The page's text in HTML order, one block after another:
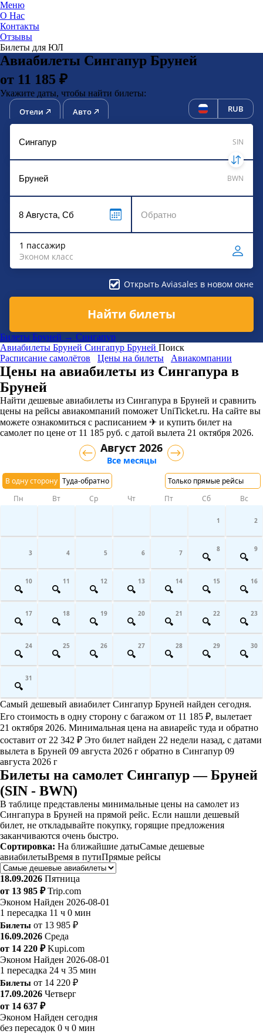
Меню
О Нас
Контакты
Отзывы
Билеты для ЮЛ
Авиабилеты Сингапур Бруней
от 11 185 ₽
Укажите даты, чтобы найти билеты:
Отели Авто RUB
SIN
BWN
1 пассажир
Эконом класс
Открыть Aviasales в новом окне
Найти билеты
Билеты Бруней → Сингапур
Авиабилеты Бруней Сингапур Бруней Поиск
Расписание самолётов
Цены на билеты Авиакомпании
Цены на авиабилеты из Сингапура в
Бруней
Найти дешевые авиабилеты из Сингапура в Бруней и сравнить
цены на рейсы авиакомпаний поможет UniTicket.ru. На сайте вы
можете ознакомиться с расписанием ✈ и купить билет на
самолет по цене от 11 185 руб. с датой вылета 21 октября 2026.
В одну сторону Туда-обратно Только прямые рейсы
Август 2026
Все месяцы
Пн Вт Ср Чт Пт Сб Вс
1 2
3 4 5 6 7 8 9
10 11 12 13 14 15 16
17 18 19 20 21 22 23
24 25 26 27 28 29 30
31
Самый дешевый авиабилет Сингапур Бруней найден сегодня.
Его стоимость в одну сторону с багажом от 11 185 ₽, вылетает
21 октября 2026. Минимальная цена на авиарейс туда и обратно
составит от 22 342 ₽ Это билет найден 22 недели назад, с датами
вылета в Бруней 09 августа 2026 г обратно в Сингапур 09
августа 2026 г
Билеты на самолет Сингапур — Бруней
(SIN - BWN)
В таблице представлены минимальные цены на самолет из
Сингапура в Бруней на прямой рейс. Если нашли дешевый
билет, не откладывайте покупку, горящие предложения
заканчиваются очень быстро.
Сортировка: На ближайшие датыСамые дешевые
авиабилетыВремя в путиПрямые рейсы
18.09.2026 Пятница
от 13 985 ₽ Trip.com
Эконом Найден 2026-08-01
1 пересадка 11 ч 0 мин
Билеты от 13 985 ₽
16.09.2026 Среда
от 14 220 ₽ Kupi.com
Эконом Найден 2026-08-01
1 пересадка 24 ч 35 мин
Билеты от 14 220 ₽
17.09.2026 Четверг
от 14 637 ₽
Эконом Найден сегодня
без пересадок 0 ч 0 мин